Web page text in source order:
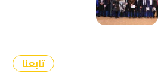
تابعنا